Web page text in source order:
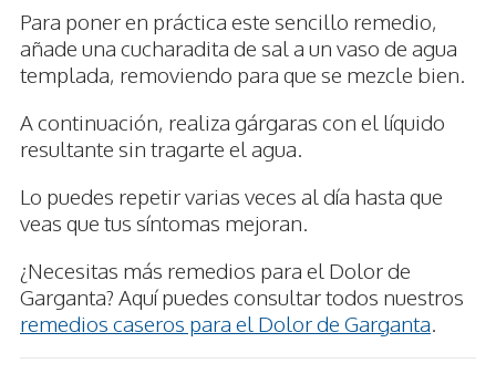
Para poner en práctica este sencillo remedio,
añade una cucharadita de sal a un vaso de agua
templada, removiendo para que se mezcle bien.
A continuación, realiza gárgaras con el líquido
resultante sin tragarte el agua.
Lo puedes repetir varias veces al día hasta que
veas que tus síntomas mejoran.
¿Necesitas más remedios para el Dolor de
Garganta? Aquí puedes consultar todos nuestros
remedios caseros para el Dolor de Garganta.